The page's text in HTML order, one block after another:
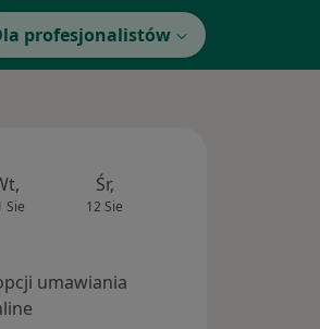
profesjonalistów
Sie
Śr,
12 Sie
umawiania